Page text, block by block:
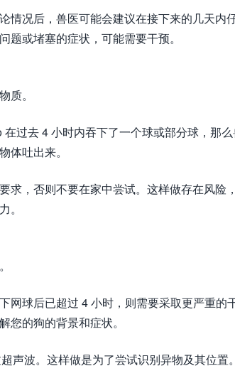
情况后，兽医可能会建议在接下来的几天内
或堵塞的症状，可能需要干预。
质。
过去 4 小时内吞下了一个球或部分球，那
体吐出来。
求，否则不要在家中尝试。这样做存在风险
。
网球后已超过 4 小时，则需要采取更严重的
的狗的背景和症状。
声波。这样做是为了尝试识别异物及其位置。